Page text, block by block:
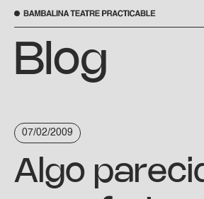
Saltar
contenidoBlog
07/02/2009
Algo